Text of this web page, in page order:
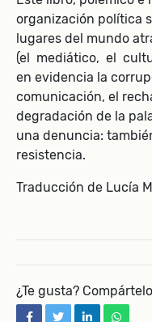
organización política
lugares del mundo
(el mediático, el
en evidencia la
comunicación, el
degradación de la
una denuncia:
resistencia.
Traducción de Lucía
¿Te gusta? Compártelo
facebooktwitterlinkedin